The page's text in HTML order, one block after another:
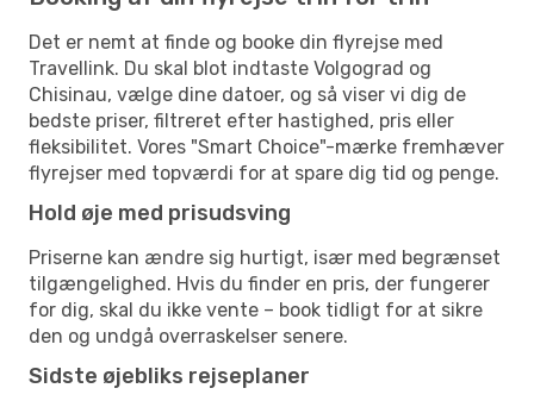
Det er nemt at finde og booke din flyrejse med
Travellink. Du skal blot indtaste Volgograd og
Chisinau, vælge dine datoer, og så viser vi dig de
bedste priser, filtreret efter hastighed, pris eller
fleksibilitet. Vores "Smart Choice"-mærke fremhæver
flyrejser med topværdi for at spare dig tid og penge.
Hold øje med prisudsving
Priserne kan ændre sig hurtigt, især med begrænset
tilgængelighed. Hvis du finder en pris, der fungerer
for dig, skal du ikke vente – book tidligt for at sikre
den og undgå overraskelser senere.
Sidste øjebliks rejseplaner